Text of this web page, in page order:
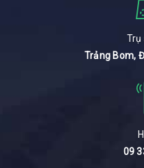
Trụ
Trảng Bom,
09